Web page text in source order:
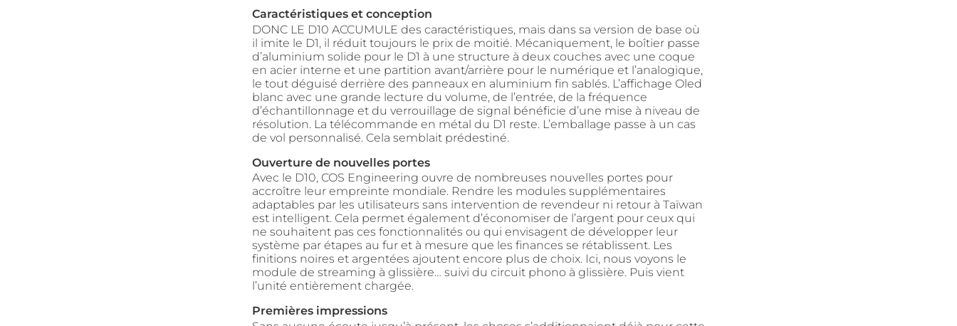
Caractéristiques et conception
DONC LE D10 ACCUMULE des caractéristiques, mais dans sa version de base où
il imite le D1, il réduit toujours le prix de moitié. Mécaniquement, le boîtier passe
d’aluminium solide pour le D1 à une structure à deux couches avec une coque
en acier interne et une partition avant/arrière pour le numérique et l’analogique,
le tout déguisé derrière des panneaux en aluminium fin sablés. L’affichage Oled
blanc avec une grande lecture du volume, de l’entrée, de la fréquence
d’échantillonnage et du verrouillage de signal bénéficie d’une mise à niveau de
résolution. La télécommande en métal du D1 reste. L’emballage passe à un cas
de vol personnalisé. Cela semblait prédestiné.
Ouverture de nouvelles portes
Avec le D10, COS Engineering ouvre de nombreuses nouvelles portes pour
accroître leur empreinte mondiale. Rendre les modules supplémentaires
adaptables par les utilisateurs sans intervention de revendeur ni retour à Taïwan
est intelligent. Cela permet également d’économiser de l’argent pour ceux qui
ne souhaitent pas ces fonctionnalités ou qui envisagent de développer leur
système par étapes au fur et à mesure que les finances se rétablissent. Les
finitions noires et argentées ajoutent encore plus de choix. Ici, nous voyons le
module de streaming à glissière… suivi du circuit phono à glissière. Puis vient
l’unité entièrement chargée.
Premières impressions